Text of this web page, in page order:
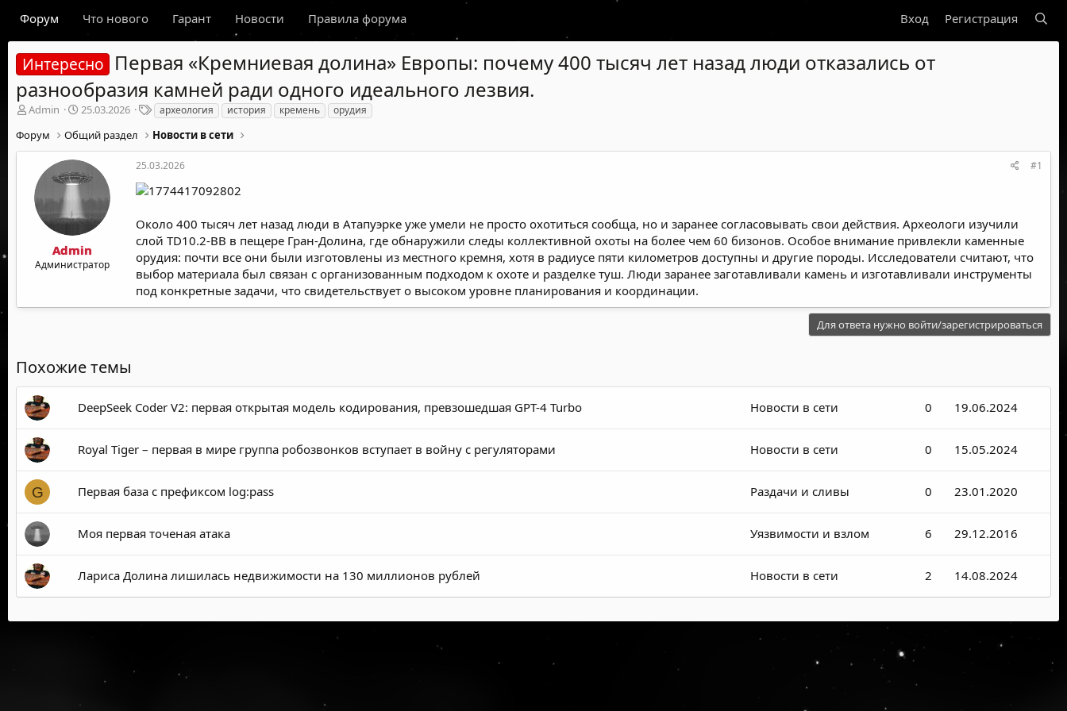
Форум Что нового Гарант Новости Правила форума Вход Регистрация
Интересно Первая «Кремниевая долина» Европы: почему 400 тысяч лет назад люди отказались от
разнообразия камней ради одного идеального лезвия.
А
т
о
м
Admin
Д
т
а
н
а
а
л
а
25.03.2026
Т
е
г
и
археология история кремень орудия
Форум Общий раздел Новости в сети
Admin
Администратор
25.03.2026 #1
Около 400 тысяч лет назад люди в Атапуэрке уже умели не просто охотиться сообща, но и заранее согласовывать свои действия. Археологи изучили
слой TD10.2-BB в пещере Гран-Долина, где обнаружили следы коллективной охоты на более чем 60 бизонов. Особое внимание привлекли каменные
орудия: почти все они были изготовлены из местного кремня, хотя в радиусе пяти километров доступны и другие породы. Исследователи считают, что
выбор материала был связан с организованным подходом к охоте и разделке туш. Люди заранее заготавливали камень и изготавливали инструменты
под конкретные задачи, что свидетельствует о высоком уровне планирования и координации.
Для ответа нужно войти/зарегистрироваться
Похожие темы
DeepSeek Coder V2: первая открытая модель кодирования, превзошедшая GPT-4 Turbo Новости в сети 0 19.06.2024
Royal Tiger – первая в мире группа робозвонков вступает в войну с регуляторами Новости в сети 0 15.05.2024
G Первая база с префиксом log:pass Раздачи и сливы 0 23.01.2020
Моя первая точеная атака Уязвимости и взлом 6 29.12.2016
Лариса Долина лишилась недвижимости на 130 миллионов рублей Новости в сети 2 14.08.2024